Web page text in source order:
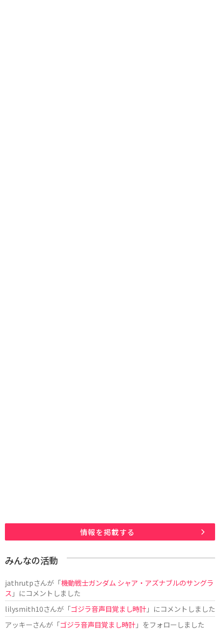
情報を掲載する
みんなの活動
jathrutpさんが「機動戦士ガンダム シャア・アズナブルのサングラ
ス 」にコメントしました
lilysmith10さんが「ゴジラ音声目覚まし時計」にコメントしました
アッキーさんが「ゴジラ音声目覚まし時計」をフォローしました